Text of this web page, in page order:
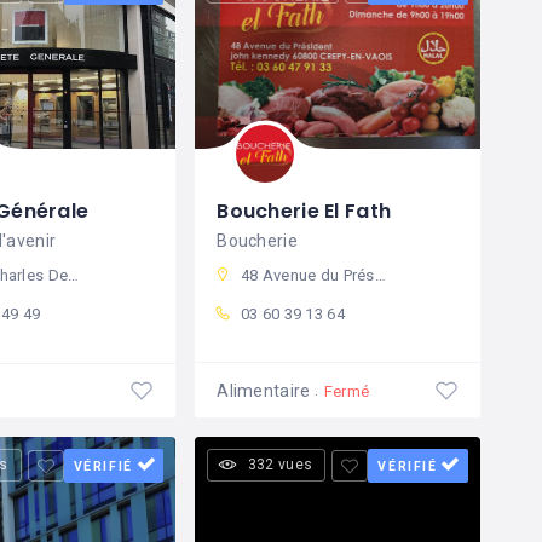
Crépy-en-Valois, France
49
Boucherie El Fath
Boucherie
48 Avenue du Président John Kennedy, crépy
03 60 39 13 64
Alimentaire Fermé
VÉRIFIÉ 332 vues VÉRIFIÉ